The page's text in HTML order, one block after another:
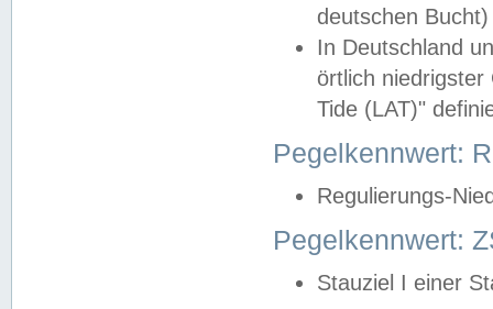
deutschen
In Deutschland
örtlich
Tide (LAT)"
Pegelkennwert:
Regulierungs-
Pegelkennwert:
Stauziel I einer